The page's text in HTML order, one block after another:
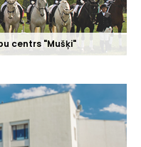
centrs "Mušķi"